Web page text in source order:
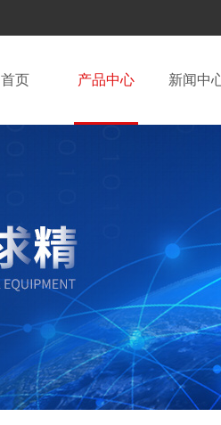
首页 产品中心 新闻中